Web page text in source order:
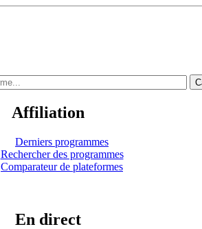
Affiliation
Derniers programmes
Rechercher des programmes
Comparateur de plateformes
En direct